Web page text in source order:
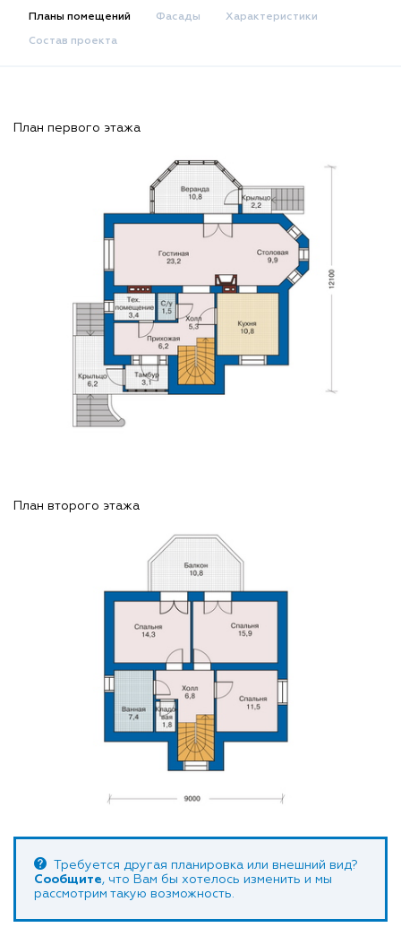
Планы помещений Фасады Характеристики
Состав проекта
План первого этажа
План второго этажа
Требуется другая планировка или внешний вид?
Сообщите, что Вам бы хотелось изменить и мы
рассмотрим такую возможность.